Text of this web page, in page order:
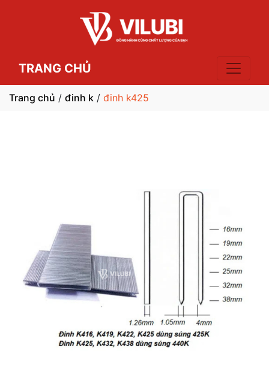
TRANG CHỦ
Trang chủ / đinh k / đinh k425